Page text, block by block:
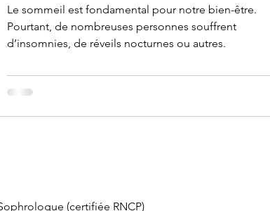
Le sommeil est fondamental pour notre bien-être.
Pourtant, de nombreuses personnes souffrent
d’insomnies, de réveils nocturnes ou autres.
(certifiée RNCP)